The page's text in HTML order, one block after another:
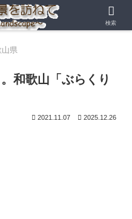
山県
和歌山「ぶらくり
2021.11.07 2025.12.26
検索